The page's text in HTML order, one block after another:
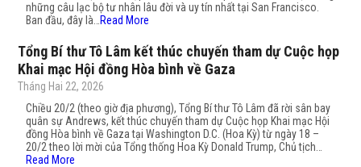
những câu lạc bộ tư nhân lâu đời và uy tín nhất tại San Francisco.
Ban đầu, đây là… Read More
Tổng Bí thư Tô Lâm kết thúc chuyến tham dự Cuộc họp
Khai mạc Hội đồng Hòa bình về Gaza
Tháng Hai 22, 2026
Chiều 20/2 (theo giờ địa phương), Tổng Bí thư Tô Lâm đã rời sân bay
quân sự Andrews, kết thúc chuyến tham dự Cuộc họp Khai mạc Hội
đồng Hòa bình về Gaza tại Washington D.C. (Hoa Kỳ) từ ngày 18 –
20/2 theo lời mời của Tổng thống Hoa Kỳ Donald Trump, Chủ tịch…
Read More